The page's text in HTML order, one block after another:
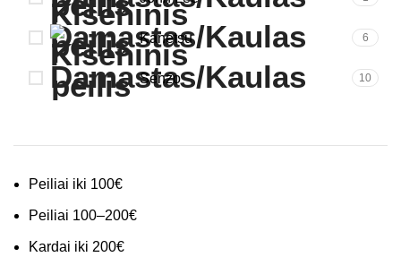
Kanetsu 6
Senzo 10
Peiliai iki 100€
Peiliai 100–200€
Kardai iki 200€